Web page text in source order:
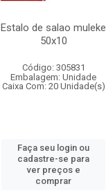
Estalo de salao muleke
50x10
Código: 305831
Embalagem: Unidade
Caixa Com: 20 Unidade(s)
Faça seu login ou
cadastre-se para
ver preços e
comprar